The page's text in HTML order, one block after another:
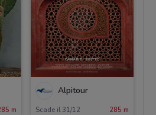
m
Alpitour
Scade il 31/12 285 m